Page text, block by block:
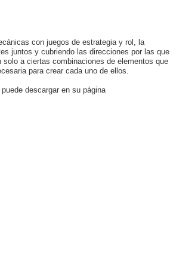
con juegos de estrategia y rol, la
juntos y cubriendo las direcciones por las que
a ciertas combinaciones de elementos que
para crear cada uno de ellos.
descargar en su página